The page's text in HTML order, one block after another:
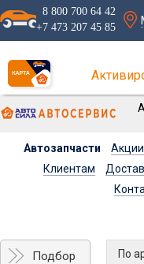
8 800 700 64 42
+7 473 207 45 85
Автозапчасти Акции
Клиентам
Подбор По